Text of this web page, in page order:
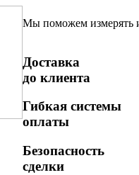
Мы поможем измерять
Доставка
до клиента
Гибкая системы
оплаты
Безопасность
сделки